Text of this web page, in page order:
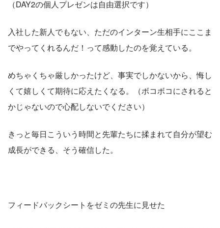
（DAY2の個人プレゼンは自由選択です）
入社した新人でもない、ただのインターン生相手にここま
でやってくれるんだ！って感動したのを覚えている。
めちゃくちゃ厳しかったけど、事実でしかないから、悔し
くて嬉しくて期待に応えたくなる。（ボコボコにされると
かじゃないので心配しないでください）
きっと毎日こういう時間と先輩たちに揉まれて自分が望む
成長ができる、そう確信した。
フィードバックシートをゼミの先生に見せた